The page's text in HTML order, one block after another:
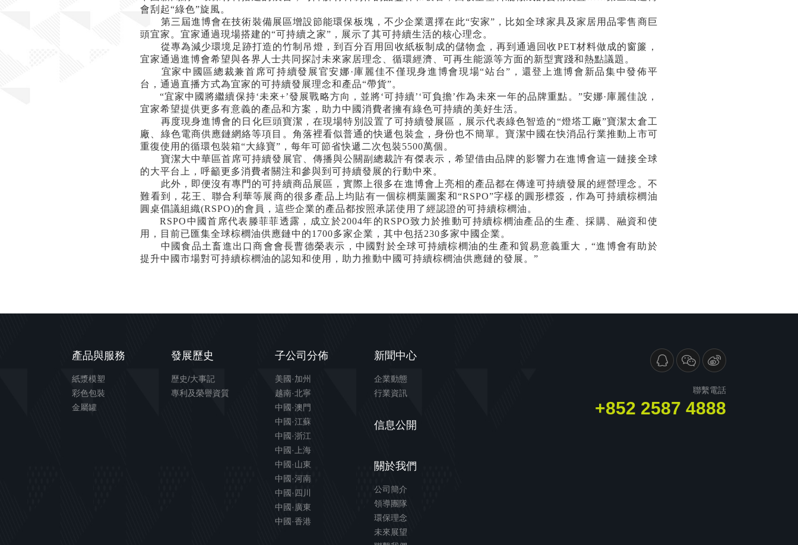
會刮起“綠色”旋風。
第三屆進博會在技術裝備展區增設節能環保板塊，不少企業選擇在此“安家” ，比如全球家具及家居用品零售商巨
頭宜家。宜家通過現場搭建的“可持續之家” ，展示了其可持續生活的核心理念。
從專為減少環境足跡打造的竹制吊燈，到百分百用回收紙板制成的儲物盒，再到通過回收PET材料做成的窗簾，
宜家通過進博會希望與各界人士共同探討未來家居理念、循環經濟、可再生能源等方面的新型實踐和熱點議題。
宜家中國區總裁兼首席可持續發展官安娜·庫麗佳不僅現身進博會現場“站台” ，還登上進博會新品集中發佈平
台，通過直播方式為宜家的可持續發展理念和產品“帶貨”。
“宜家中國將繼續保持‘未來+’發展戰略方向，並將‘可持續’‘可負擔’作為未來一年的品牌重點。 ”安娜·庫麗佳說，
宜家希望提供更多有意義的產品和方案，助力中國消費者擁有綠色可持續的美好生活。
再度現身進博會的日化巨頭寶潔，在現場特別設置了可持續發展區，展示代表綠色智造的“燈塔工廠”寶潔太倉工
廠、綠色電商供應鏈網絡等項目。角落裡看似普通的快遞包裝盒，身份也不簡單。寶潔中國在快消品行業推動上市可
重復使用的循環包裝箱“大綠寶” ，每年可節省快遞二次包裝5500萬個。
寶潔大中華區首席可持續發展官、傳播與公關副總裁許有傑表示，希望借由品牌的影響力在進博會這一鏈接全球
的大平台上，呼籲更多消費者關注和參與到可持續發展的行動中來。
此外，即便沒有專門的可持續商品展區，實際上很多在進博會上亮相的產品都在傳達可持續發展的經營理念。不
難看到，花王、聯合利華等展商的很多產品上均貼有一個棕櫚葉圖案和“RSPO”字樣的圓形標簽，作為可持續棕櫚油
圓桌倡議組織(RSPO)的會員，這些企業的產品都按照承諾使用了經認證的可持續棕櫚油。
RSPO 中國首席代表滕菲菲透露，成立於2004年的RSPO致力於推動可持續棕櫚油產品的生產、採購、融資和使
用，目前已匯集全球棕櫚油供應鏈中的1700多家企業，其中包括230多家中國企業。
中國食品土畜進出口商會會長曹德榮表示，中國對於全球可持續棕櫚油的生產和貿易意義重大，“進博會有助於
提升中國市場對可持續棕櫚油的認知和使用，助力推動中國可持續棕櫚油供應鏈的發展。”
產品與服務
紙漿模塑
彩色包裝
金屬罐
發展歷史
歷史/大事記
專利及榮譽資質
子公司分佈
美國·加州
越南·北寧
中國·澳門
中國·江蘇
中國·浙江
中國·上海
中國·山東
中國·河南
中國·四川
中國·廣東
中國·香港
新聞中心
企業動態
行業資訊
信息公開
關於我們
公司簡介
領導團隊
環保理念
未來展望
聯繫電話
+852 2587 4888